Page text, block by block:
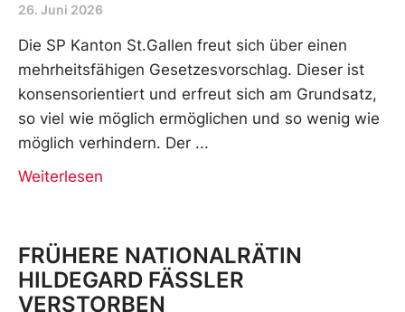
26. Juni 2026
Die SP Kanton St.Gallen freut sich über einen
mehrheitsfähigen Gesetzesvorschlag. Dieser ist
konsensorientiert und erfreut sich am Grundsatz,
so viel wie möglich ermöglichen und so wenig wie
möglich verhindern. Der
Weiterlesen
FRÜHERE NATIONALRÄTIN
HILDEGARD FÄSSLER
VERSTORBEN